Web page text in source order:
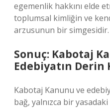
egemenlik hakkını elde
toplumsal kimliğin ve
arzusunun bir simgesidir.
Sonuç: Kabotaj
Edebiyatın Derin
Kabotaj Kanunu ve
bağ, yalnızca bir